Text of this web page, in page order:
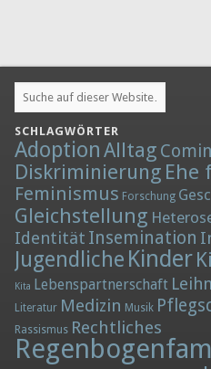
SCHLAGWÖRTER
AdoptionAlltag
Diskriminierung Ehe
Feminismus Forschung
Gleichstellung
Identität Insemination
Jugendliche Kinder
Kita Lebenspartnerschaft
Literatur Medizin Musik
Rassismus Rechtliches